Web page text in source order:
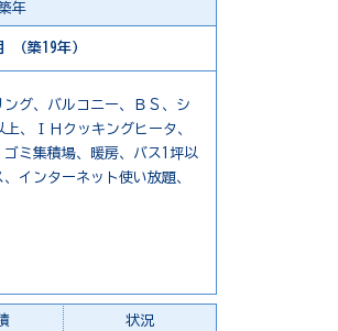
年
（築19年）
グ、バルコニー、ＢＳ、シ
、ＩＨクッキングヒータ、
ミ集積場、暖房、バス1坪以
インターネット使い放題、
状況